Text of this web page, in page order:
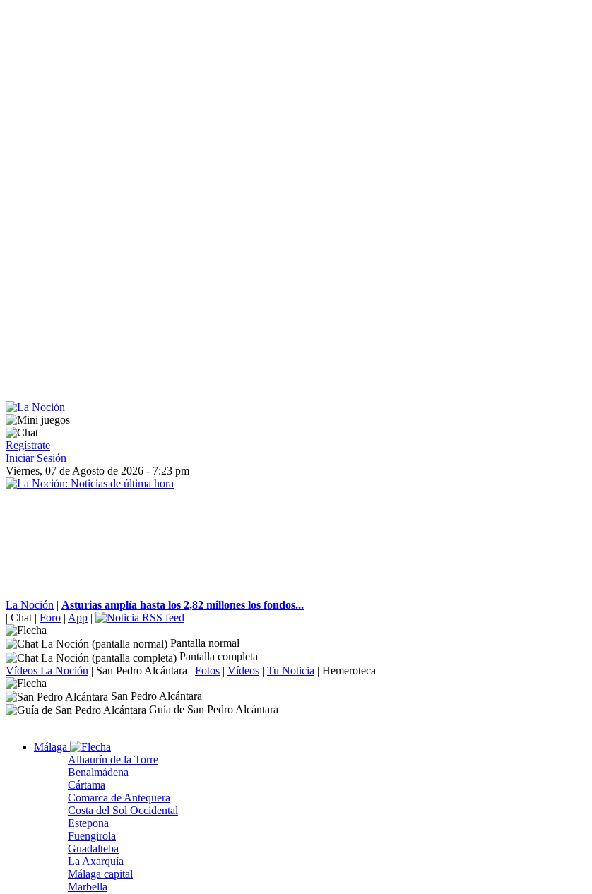
Regístrate
Iniciar Sesión
Viernes, 07 de Agosto de 2026 - 7:23 pm
La Noción | Asturias amplía hasta los 2,82 millones los fondos...
| Chat | Foro | App |
Pantalla normal
Pantalla completa
Vídeos La Noción | San Pedro Alcántara | Fotos | Vídeos | Tu Noticia | Hemeroteca
San Pedro Alcántara
Guía de San Pedro Alcántara
Málaga
Alhaurín de la Torre
Benalmádena
Cártama
Comarca de Antequera
Costa del Sol Occidental
Estepona
Fuengirola
Guadalteba
La Axarquía
Málaga capital
Marbella